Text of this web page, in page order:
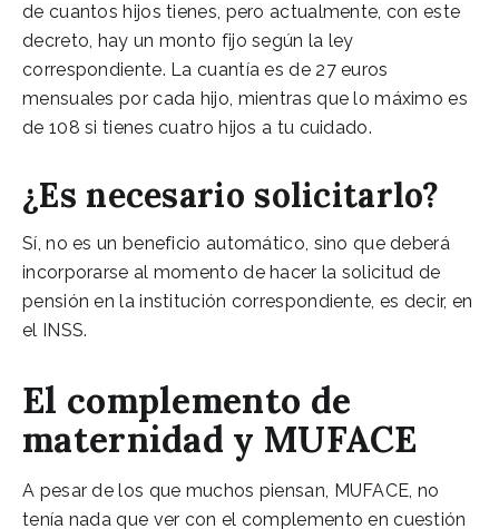
de cuantos hijos tienes, pero actualmente, con este
decreto, hay un monto fijo según la ley
correspondiente. La cuantía es de 27 euros
mensuales por cada hijo, mientras que lo máximo es
de 108 si tienes cuatro hijos a tu cuidado.
¿Es necesario solicitarlo?
Sí, no es un beneficio automático, sino que deberá
incorporarse al momento de hacer la solicitud de
pensión en la institución correspondiente, es decir, en
el INSS.
El complemento de
maternidad y MUFACE
A pesar de los que muchos piensan, MUFACE, no
tenía nada que ver con el complemento en cuestión